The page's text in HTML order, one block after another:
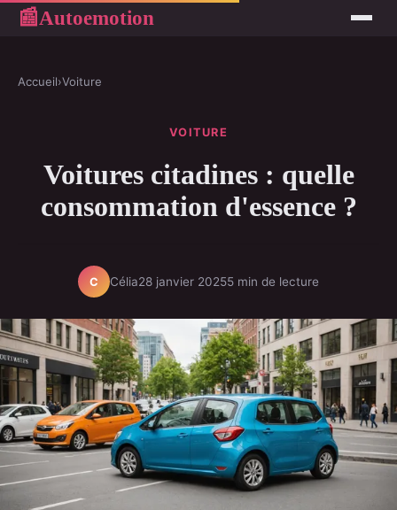
📰Autoemotion
Accueil›Voiture
VOITURE
Voitures citadines : quelle
consommation d'essence ?
C Célia28 janvier 20255 min de lecture